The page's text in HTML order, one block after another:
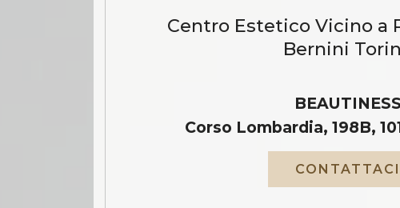
Centro Estetico Vicino a
Bernini
BEAUTINESS
Corso Lombardia, 198B,
CONTATTACI